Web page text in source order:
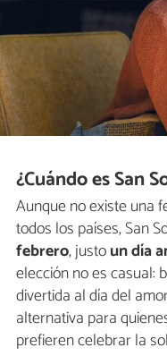
¿Cuándo es San
Aunque no existe una
todos los países, San
febrero, justoun día
elección no es casual:
divertida al día del
alternativa para
prefieren celebrar la